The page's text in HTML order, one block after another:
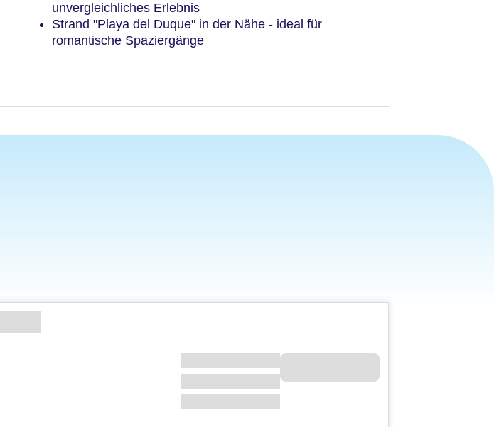
unvergleichliches Erlebnis
Strand "Playa del Duque" in der Nähe - ideal für
romantische Spaziergänge